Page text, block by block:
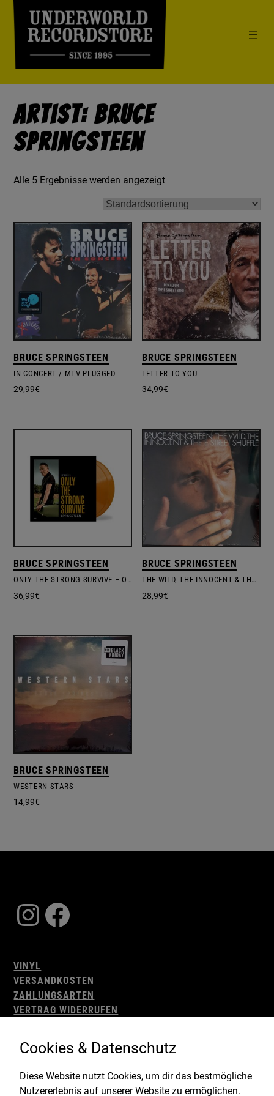
Artist: Bruce
Springsteen
Alle 5 Ergebnisse werden angezeigt
BRUCE SPRINGSTEEN
IN CONCERT / MTV PLUGGED
29,99€
BRUCE SPRINGSTEEN
LETTER TO YOU
34,99€
BRUCE SPRINGSTEEN
ONLY THE STRONG SURVIVE – ORANGE VINYL
36,99€
BRUCE SPRINGSTEEN
THE WILD, THE INNOCENT & THE E STREET SHUFFLE
28,99€
BRUCE SPRINGSTEEN
WESTERN STARS
14,99€
Instagram
Facebook
VINYL
VERSANDKOSTEN
ZAHLUNGSARTEN
VERTRAG WIDERRUFEN
WIDERRUFSBELEHRUNG
IMPRESSUM
Gefördert durch:
Cookies & Datenschutz
Diese Website nutzt Cookies, um dir das bestmögliche
Nutzererlebnis auf unserer Website zu ermöglichen.